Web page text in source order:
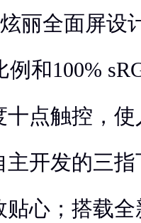
丽全面屏设
例和100%
十点触控，
主开发的三
心；搭载全